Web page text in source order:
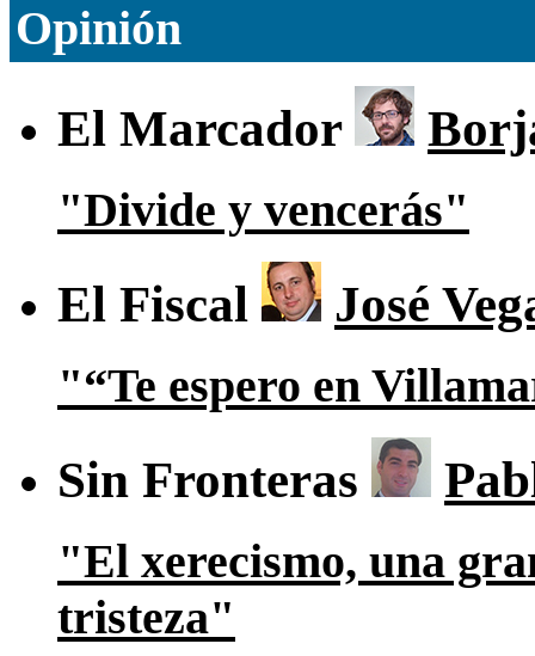
Opinión
El Marcador
"Divide y vencerás"
El Fiscal José
"“Te espero en
Sin Fronteras
"El xerecismo, una
tristeza"